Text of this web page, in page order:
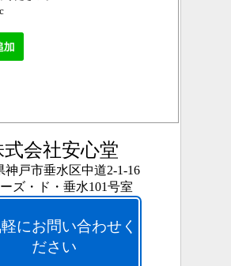
式会社安心堂
神戸市垂水区中道2-1-16
ズ・ド・垂水101号室
にお問い合わせく
ださい